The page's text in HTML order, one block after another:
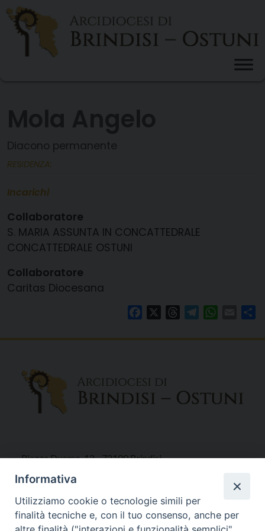
Skip
content
Diacono permanente
RESIDENZA:
Incarichi
Collaboratore
S. MARIA ASSUNTA IN CONCATTEDRALE
CONCATTEDRALE OSTUNI
Collaboratore
Caritas Diocesana
FacebookThreadsTelegram Email
Piazza Duomo, 12 - 72100 Brindisi
Tel 0831.521958
Fax 0831.528315
Informativa
Utilizziamo cookie o tecnologie simili per
finalità tecniche e, con il tuo consenso, anche per